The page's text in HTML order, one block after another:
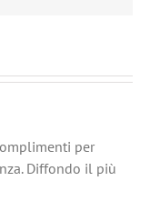
per
Diffondo il più